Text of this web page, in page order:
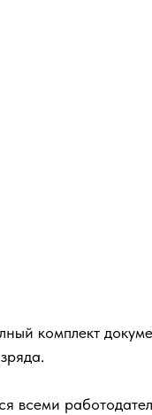
комплект
всеми